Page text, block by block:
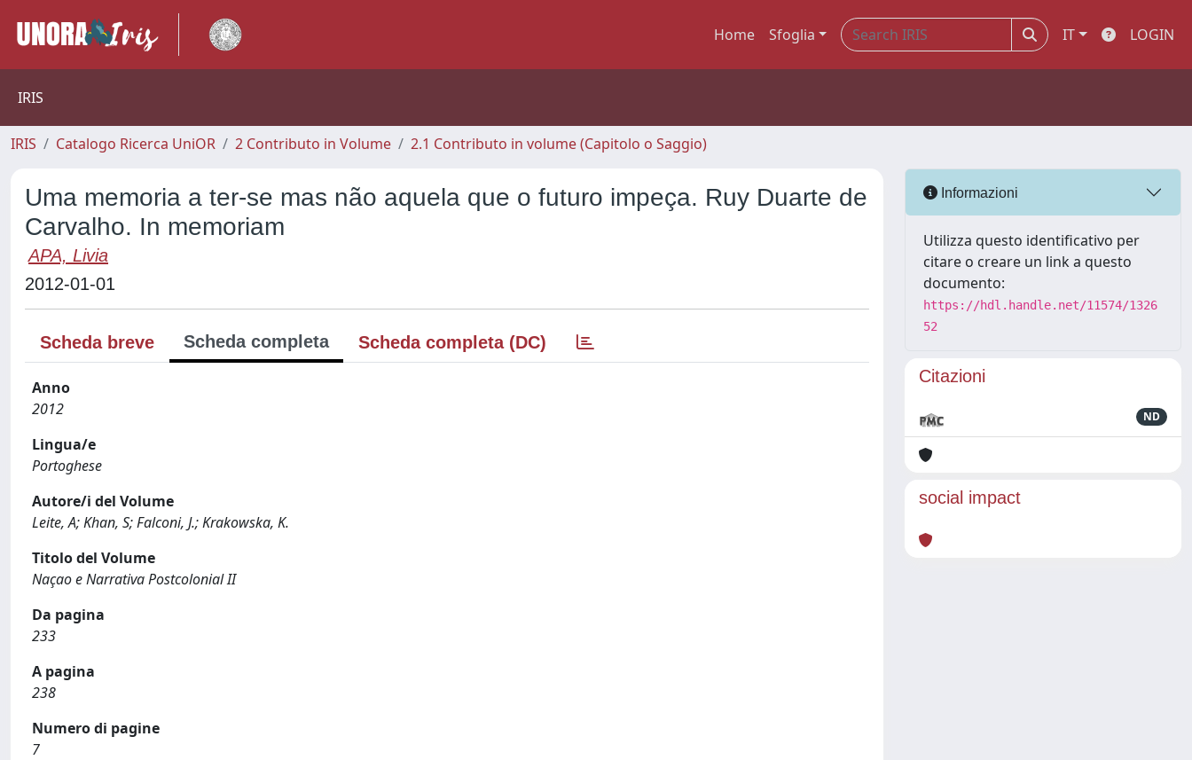
Home Sfoglia IT LOGIN
IRIS
IRIS Catalogo Ricerca UniOR 2 Contributo in Volume 2.1 Contributo in volume (Capitolo o Saggio)
Uma memoria a ter-se mas não aquela que o futuro impeça. Ruy Duarte de
Carvalho. In memoriam
APA, Livia
2012-01-01
Scheda breve Scheda completa Scheda completa (DC)
Anno
2012
Lingua/e
Portoghese
Autore/i del Volume
Leite, A; Khan, S; Falconi, J.; Krakowska, K.
Titolo del Volume
Naçao e Narrativa Postcolonial II
Da pagina
233
A pagina
238
Numero di pagine
7
Informazioni
Utilizza questo identificativo per
citare o creare un link a questo
documento:
https://hdl.handle.net/11574/1326
52
Citazioni
ND
social impact